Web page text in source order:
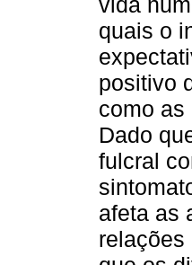
quais o
positivo
como
Dado
fulcral
afeta as
relações